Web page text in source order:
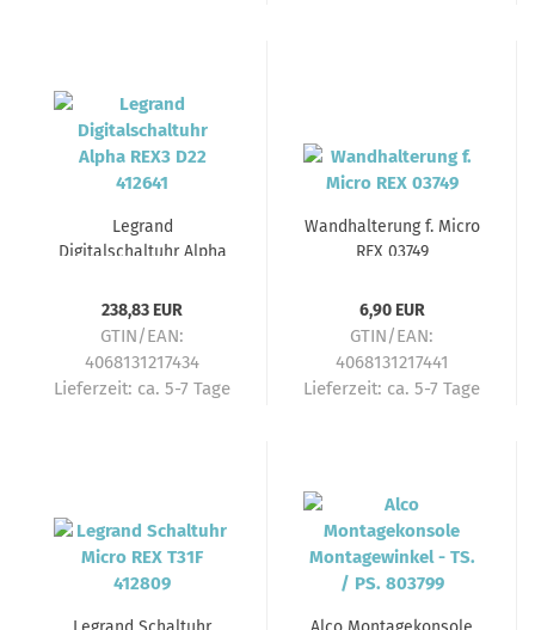
Legrand
Digitalschaltuhr Alpha
238,83 EUR
GTIN/EAN:
4068131217434
Lieferzeit: ca. 5-7 Tage
Wandhalterung f. Micro
REX 03749
6,90 EUR
GTIN/EAN:
4068131217441
Lieferzeit: ca. 5-7 Tage